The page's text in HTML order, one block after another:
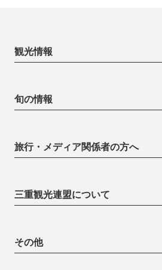
観光情報
旬の情報
旅行・メディア関係者の方へ
三重観光連盟について
その他